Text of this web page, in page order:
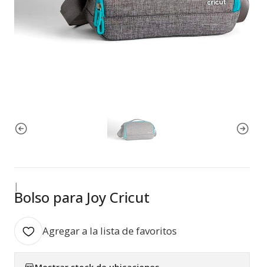
|
Bolso para Joy Cricut
Agregar a la lista de favoritos